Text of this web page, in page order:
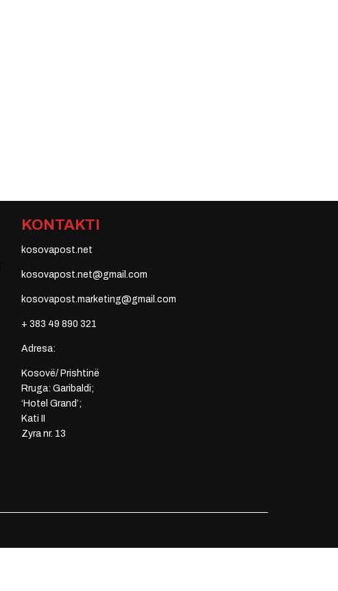
KONTAKTI
kosovapost.net
kosovapost.net@gmail.com
kosovapost.marketing@gmail.com
+ 383 49 890 321
Adresa:
Kosovë/ Prishtinë
Rruga: Garibaldi;
‘Hotel Grand’;
Kati II
Zyra nr. 13